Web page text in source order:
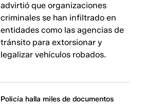
advirtió que organizaciones
criminales se han infiltrado en
entidades como las agencias de
tránsito para extorsionar y
legalizar vehículos robados.
Policía halla miles de documentos